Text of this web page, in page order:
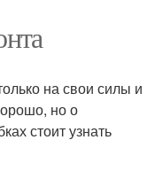
на свои силы и
но о
стоит узнать